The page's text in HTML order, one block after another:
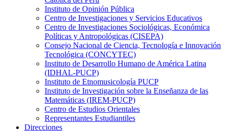
Instituto de Opinión Pública
Centro de Investigaciones y Servicios Educativos
Centro de Investigaciones Sociológicas, Económica
Políticas y Antropológicas (CISEPA)
Consejo Nacional de Ciencia, Tecnología e Innovación
Tecnológica (CONCYTEC)
Instituto de Desarrollo Humano de América Latina
(IDHAL-PUCP)
Instituto de Etnomusicología PUCP
Instituto de Investigación sobre la Enseñanza de las
Matemáticas (IREM-PUCP)
Centro de Estudios Orientales
Representantes Estudiantiles
Direcciones